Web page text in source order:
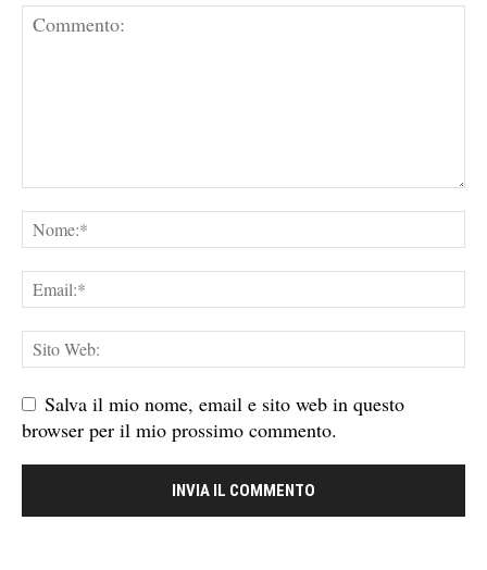
Salva il mio nome, email e sito web in questo
browser per il mio prossimo commento.